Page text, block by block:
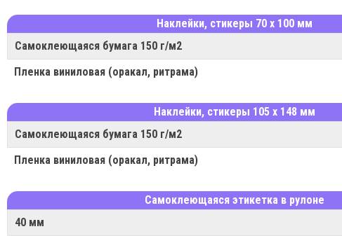
Наклейки, стикеры 70 х 100 мм
Самоклеющаяся бумага 150 г/м2
Пленка виниловая (оракал, ритрама)
Наклейки, стикеры 105 х 148 мм
Самоклеющаяся бумага 150 г/м2
Пленка виниловая (оракал, ритрама)
Самоклеющаяся этикетка в рулоне
40 мм